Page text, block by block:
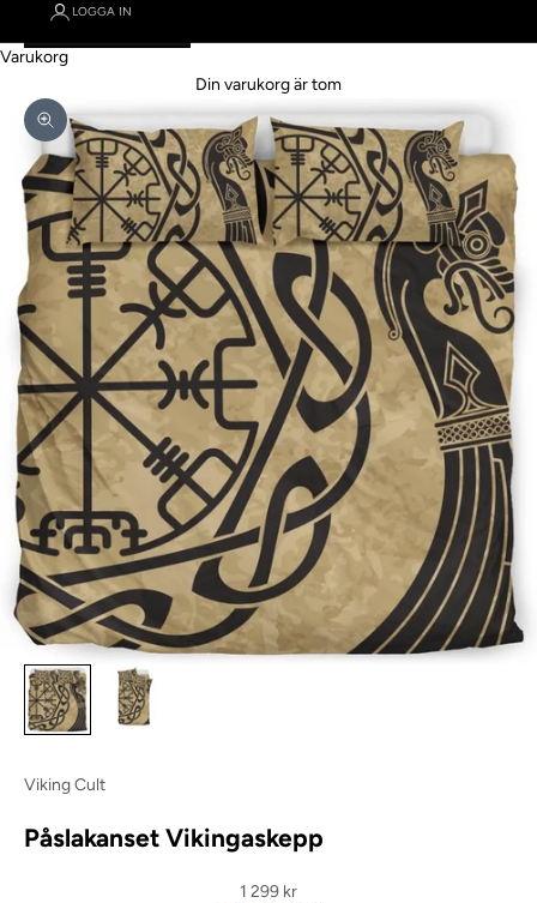
LOGGA IN
Varukorg
Din varukorg är tom
Zooma
Viking Cult
Påslakanset Vikingaskepp
REA-pris
1 299 kr